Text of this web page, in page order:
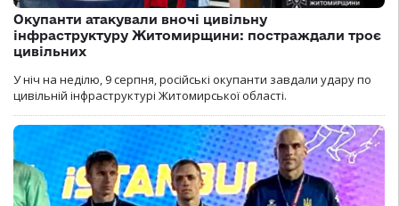
Окупанти атакували вночі цивільну
інфраструктуру Житомирщини: постраждали троє
цивільних
У ніч на неділю, 9 серпня, російські окупанти завдали удару по
цивільній інфраструктурі Житомирської області.